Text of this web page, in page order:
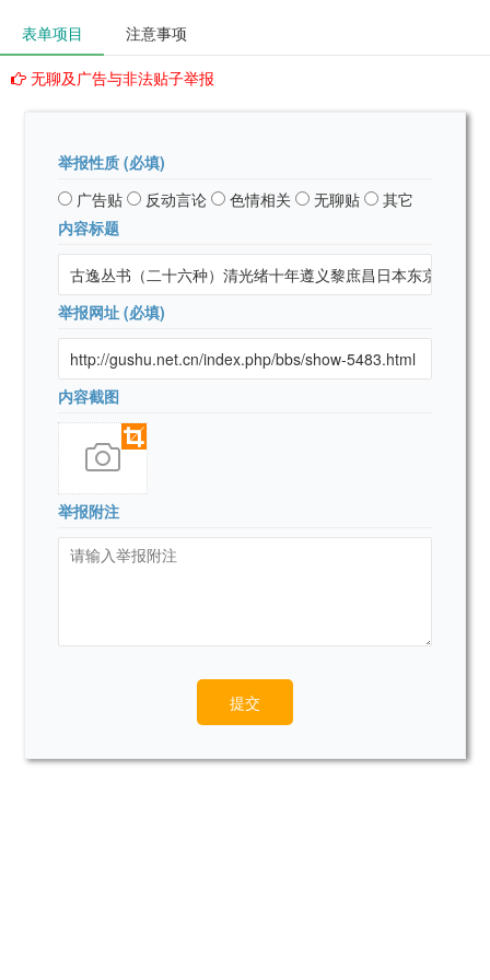
表单项目 注意事项
无聊及广告与非法贴子举报
举报性质 (必填)
广告贴
反动言论 色情相关 无聊贴
其它
内容标题
举报网址 (必填)
内容截图
举报附注
提交